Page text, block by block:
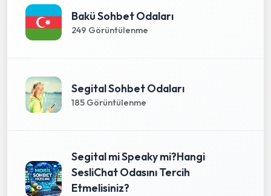
Bakü Sohbet Odaları
249 Görüntülenme
Segital Sohbet Odaları
185 Görüntülenme
Segital mi Speaky mi?Hangi
SesliChat Odasını Tercih
Etmelisiniz?